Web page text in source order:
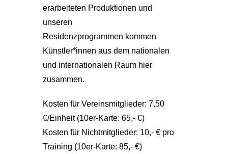
erarbeiteten Produktionen und
unseren
Residenzprogrammen kommen
Künstler*innen aus dem nationalen
und internationalen Raum hier
zusammen.
Kosten für Vereinsmitglieder: 7,50
€/Einheit (10er-Karte: 65,- €)
Kosten für Nichtmitglieder: 10,- € pro
Training (10er-Karte: 85,- €)